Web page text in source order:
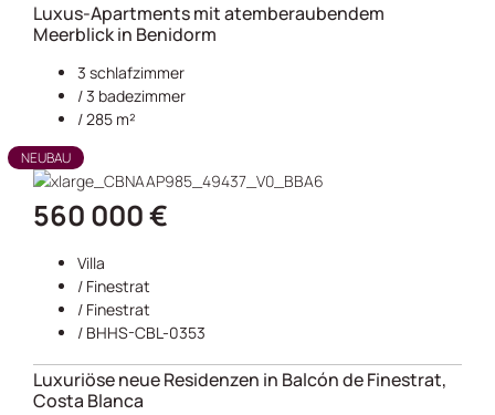
Luxus-Apartments mit atemberaubendem
Meerblick in Benidorm
3 schlafzimmer
/ 3 badezimmer
/ 285 m²
NEUBAU
560 000 €
Villa
/ Finestrat
/ Finestrat
/ BHHS-CBL-0353
Luxuriöse neue Residenzen in Balcón de Finestrat,
Costa Blanca